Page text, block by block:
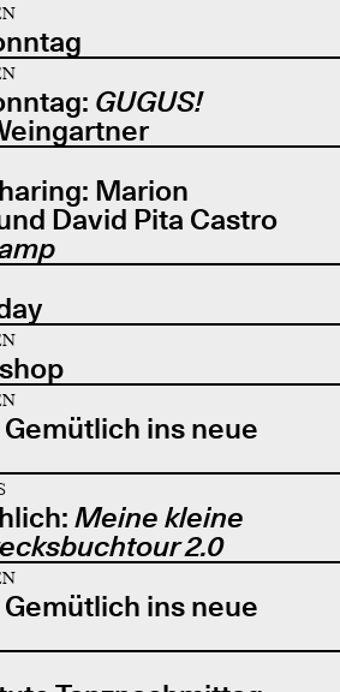
GUGUS!
Marion
David Pita Castro
ins neue
Meine kleine
2.0
ins neue